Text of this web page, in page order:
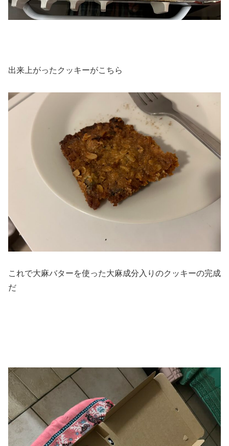
出来上がったクッキーがこちら
これで大麻バターを使った大麻成分入りのクッキーの完成
だ